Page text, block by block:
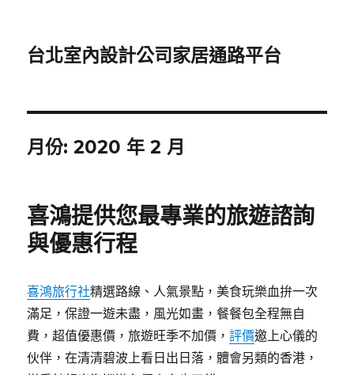
台北室內設計公司家居通路平台
月份:2020 年 2 月
喜鴻提供您最專業的旅遊諮詢
與優惠行程
喜鴻旅行社精選路線、人氣景點，美食玩樂血拚一次
滿足，保證一遊未盡，風光如畫，餐餐包全程無自
費，超值優惠價，旅遊旺季不加價，評價邀上心儀的
伙伴，在清清碧波上看日出日落，體會另類的香港，